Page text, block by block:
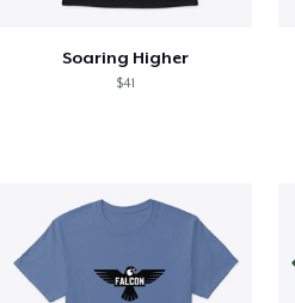
Soaring Higher
$41